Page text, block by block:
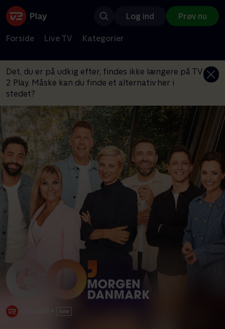
Log ind Prøv nu
Forside Live TV Kategorier
Det, du er på udkig efter, findes ikke længere på TV
2 Play. Måske kan du finde et alternativ her i
stedet?